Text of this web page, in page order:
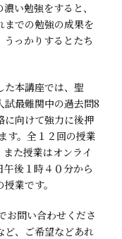
い勉強をすると、
までの勉強の成果を
っかりするとたち
た本講座では、聖
試最難関中の過去問8
に向けて強力に後押
す。全１２回の授業
た授業はオンライ
後１時４０分から
業です。
問い合わせくださ
ど、ご希望などあれ